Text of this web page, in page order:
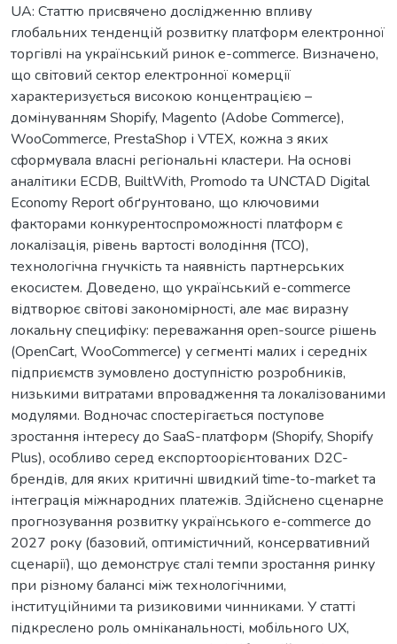
UA: Статтю присвячено дослідженню впливу
глобальних тенденцій розвитку платформ електронної
торгівлі на український ринок e-commerce. Визначено,
що світовий сектор електронної комерції
характеризується високою концентрацією –
домінуванням Shopify, Magento (Adobe Commerce),
WooCommerce, PrestaShop і VTEX, кожна з яких
сформувала власні регіональні кластери. На основі
аналітики ECDB, BuiltWith, Promodo та UNCTAD Digital
Economy Report обґрунтовано, що ключовими
факторами конкурентоспроможності платформ є
локалізація, рівень вартості володіння (TCO),
технологічна гнучкість та наявність партнерських
екосистем. Доведено, що український e-commerce
відтворює світові закономірності, але має виразну
локальну специфіку: переважання open-source рішень
(OpenCart, WooCommerce) у сегменті малих і середніх
підприємств зумовлено доступністю розробників,
низькими витратами впровадження та локалізованими
модулями. Водночас спостерігається поступове
зростання інтересу до SaaS-платформ (Shopify, Shopify
Plus), особливо серед експортоорієнтованих D2C-
брендів, для яких критичні швидкий time-to-market та
інтеграція міжнародних платежів. Здійснено сценарне
прогнозування розвитку українського e-commerce до
2027 року (базовий, оптимістичний, консервативний
сценарії), що демонструє сталі темпи зростання ринку
при різному балансі між технологічними,
інституційними та ризиковими чинниками. У статті
підкреслено роль омніканальності, мобільного UX,